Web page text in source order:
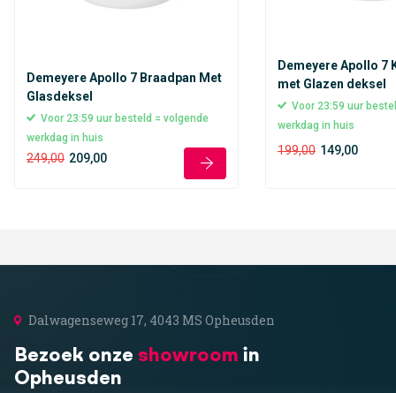
Demeyere Apollo 7 Braadpan Met
Glasdeksel
Voor 23:59 uur besteld = volgende
werkdag in huis
249,00 209,00
Demeyere Apollo 7
met Glazen deksel
Voor 23:59 uur
werkdag in huis
199,00 149,00
Dalwagenseweg 17, 4043 MS Opheusden
Bezoek onze showroom in
Opheusden